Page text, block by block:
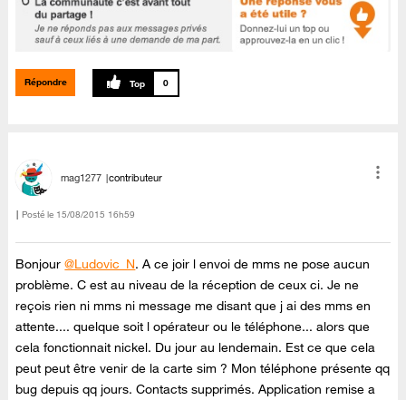
Répondre 0
mag1277 contributeur
Posté le ‎15/08/2015 16h59
Bonjour@Ludovic_N. A ce joir l envoi de mms ne pose aucun
problème. C est au niveau de la réception de ceux ci. Je ne
reçois rien ni mms ni message me disant que j ai des mms en
attente.... quelque soit l opérateur ou le téléphone... alors que
cela fonctionnait nickel. Du jour au lendemain. Est ce que cela
peut peut être venir de la carte sim ? Mon téléphone présente qq
bug depuis qq jours. Contacts supprimés. Application remise a